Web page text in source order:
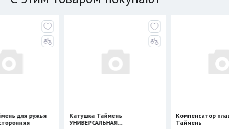
Катушка Таймень
УНИВЕРСАЛЬНАЯ
Компенсатор плавучести